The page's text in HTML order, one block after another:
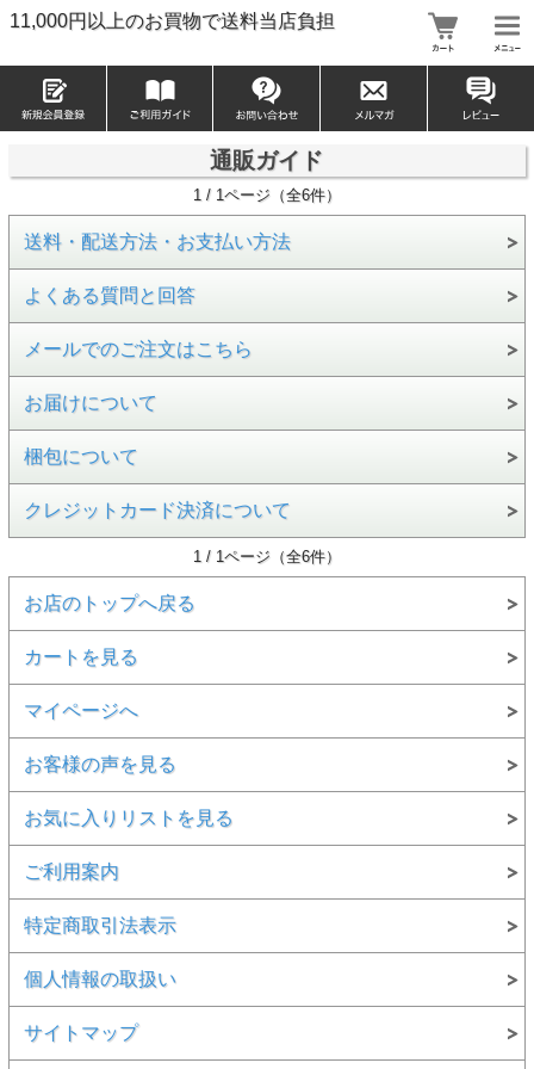
11,000円以上のお買物で送料当店負担
通販ガイド
1 / 1ページ（全6件）
送料・配送方法・お支払い方法
よくある質問と回答
メールでのご注文はこちら
お届けについて
梱包について
クレジットカード決済について
1 / 1ページ（全6件）
お店のトップへ戻る
カートを見る
マイページへ
お客様の声を見る
お気に入りリストを見る
ご利用案内
特定商取引法表示
個人情報の取扱い
サイトマップ